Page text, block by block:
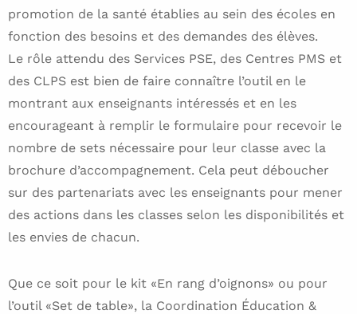
promotion de la santé établies au sein des écoles en
fonction des besoins et des demandes des élèves.
Le rôle attendu des Services PSE, des Centres PMS et
des CLPS est bien de faire connaître l’outil en le
montrant aux enseignants intéressés et en les
encourageant à remplir le formulaire pour recevoir le
nombre de sets nécessaire pour leur classe avec la
brochure d’accompagnement. Cela peut déboucher
sur des partenariats avec les enseignants pour mener
des actions dans les classes selon les disponibilités et
les envies de chacun.
Que ce soit pour le kit «En rang d’oignons» ou pour
l’outil «Set de table», la Coordination Éducation &